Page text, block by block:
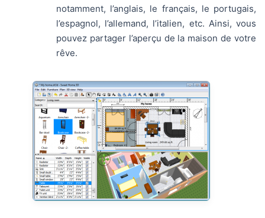
notamment, l’anglais, le français, le portugais,
l’espagnol, l’allemand, l’italien, etc. Ainsi, vous
pouvez partager l’aperçu de la maison de votre
rêve.